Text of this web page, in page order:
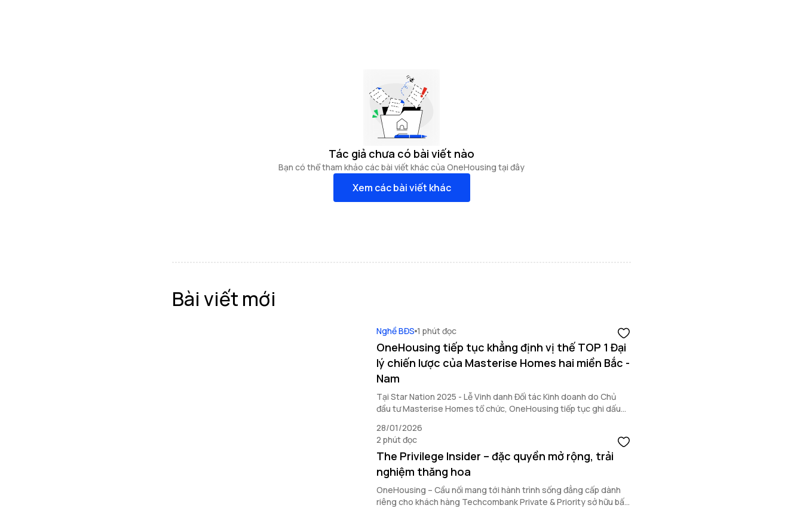
Tác giả chưa có bài viết nào
Bạn có thể tham khảo các bài viết khác của OneHousing tại đây
Xem các bài viết khác
Bài viết mới
Nghề BĐS 1 phút đọc
OneHousing tiếp tục khẳng định vị thế TOP 1 Đại
lý chiến lược của Masterise Homes hai miền Bắc -
Nam
Tại Star Nation 2025 - Lễ Vinh danh Đối tác Kinh doanh do Chủ
đầu tư Masterise Homes tổ chức, OneHousing tiếp tục ghi dấu
khai toàn diện và vai trò đối tác chiến lược hàng đầu.
28/01/2026
2 phút đọc
The Privilege Insider – đặc quyền mở rộng, trải
nghiệm thăng hoa
OneHousing – Cầu nối mang tới hành trình sống đẳng cấp dành
riêng cho khách hàng Techcombank Private & Priority sở hữu bất